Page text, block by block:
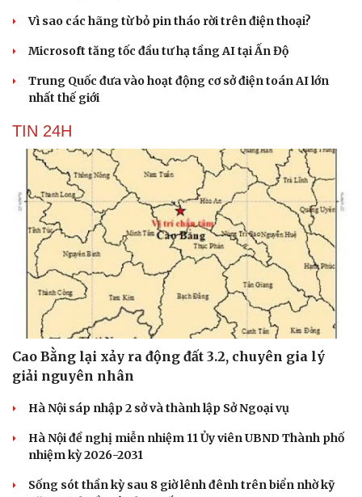
Cải chính
Vì sao các hãng từ bỏ pin tháo rời trên điện thoại?
Microsoft tăng tốc đầu tư hạ tầng AI tại Ấn Độ
Trung Quốc đưa vào hoạt động cơ sở điện toán AI lớn
nhất thế giới
TIN 24H
Cao Bằng lại xảy ra động đất 3.2, chuyên gia lý
giải nguyên nhân
Hà Nội sáp nhập 2 sở và thành lập Sở Ngoại vụ
Hà Nội đề nghị miễn nhiệm 11 Ủy viên UBND Thành phố
nhiệm kỳ 2026-2031
Sống sót thần kỳ sau 8 giờ lênh đênh trên biển nhờ kỹ